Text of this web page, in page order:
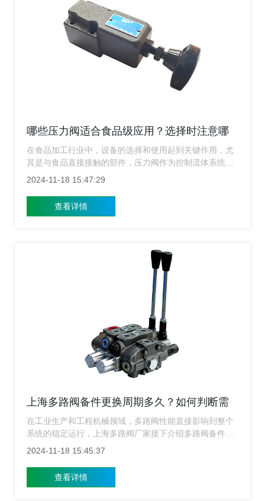
哪些压力阀适合食品级应用？选择时注意哪
些关键点确保安全？
在食品加工行业中，设备的选择和使用起到关键作用，尤
其是与食品直接接触的部件，压力阀作为控制流体系统中
压力的关键元件，在食品生产过程中扮演着重要角色，为
关键，上海压力阀​厂家接下来介绍适用于食品级应用的压
力阀类型，并提供选择时应考虑的关键点。
2024-11-18 15:47:29
查看详情
上海多路阀备件更换周期多久？如何判断需
更换备件？
在工业生产和工程机械领域，多路阀性能直接影响到整个
系统的稳定运行，上海多路阀​厂家接下介绍多路阀备件的
更换周期以及何时需要更换备件。
2024-11-18 15:45:37
查看详情